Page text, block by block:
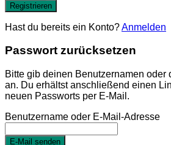
Registrieren
Hast du bereits ein Konto?Anmelden
Passwort zurücksetzen
Bitte gib deinen Benutzernamen oder
an. Du erhältst anschließend einen
neuen Passworts per E-Mail.
Benutzername oder E-Mail-Adresse
E-Mail senden